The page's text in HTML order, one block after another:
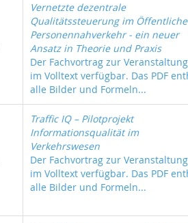
Vernetzte dezentrale
Qualitätssteuerung im
Personennahverkehr - ein neuer
Ansatz in Theorie und Praxis
Der Fachvortrag zur
im Volltext verfügbar. Das PDF
alle Bilder und Formeln...
Traffic IQ – Pilotprojekt
Informationsqualität im
Verkehrswesen
Der Fachvortrag zur
im Volltext verfügbar. Das PDF
alle Bilder und Formeln...